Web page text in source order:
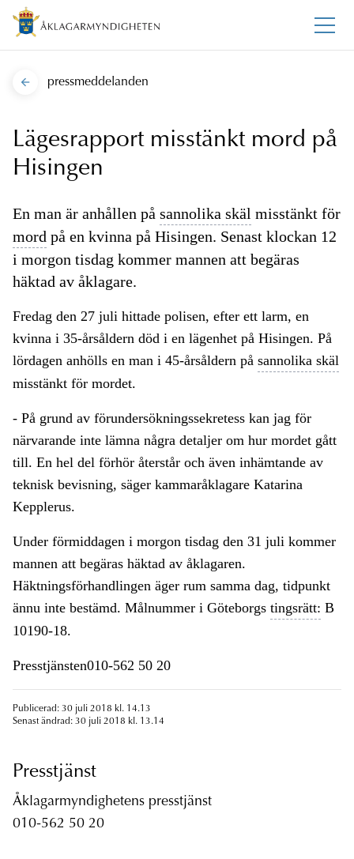
pressmeddelanden
Lägesrapport misstänkt mord på
Hisingen
En man är anhållen på sannolika skäl misstänkt för
mord på en kvinna på Hisingen. Senast klockan 12
i morgon tisdag kommer mannen att begäras
häktad av åklagare.
Fredag den 27 juli hittade polisen, efter ett larm, en
kvinna i 35-årsåldern död i en lägenhet på Hisingen. På
lördagen anhölls en man i 45-årsåldern på sannolika skäl
misstänkt för mordet.
- På grund av förundersökningssekretess kan jag för
närvarande inte lämna några detaljer om hur mordet gått
till. En hel del förhör återstår och även inhämtande av
teknisk bevisning, säger kammaråklagare Katarina
Kepplerus.
Under förmiddagen i morgon tisdag den 31 juli kommer
mannen att begäras häktad av åklagaren.
Häktningsförhandlingen äger rum samma dag, tidpunkt
ännu inte bestämd. Målnummer i Göteborgs tingsrätt: B
10190-18.
Presstjänsten010-562 50 20
Publicerad: 30 juli 2018 kl. 14.13
Senast ändrad: 30 juli 2018 kl. 13.14
Presstjänst
Åklagarmyndighetens presstjänst
010-562 50 20